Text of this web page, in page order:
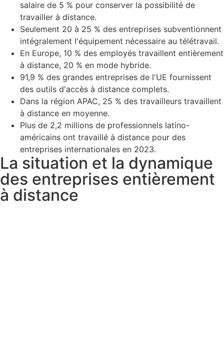
salaire de 5 % pour conserver la possibilité de
travailler à distance.
Seulement 20 à 25 % des entreprises subventionnent
intégralement l'équipement nécessaire au télétravail.
En Europe, 10 % des employés travaillent entièrement
à distance, 20 % en mode hybride.
91,9 % des grandes entreprises de l'UE fournissent
des outils d'accès à distance complets.
Dans la région APAC, 25 % des travailleurs travaillent
à distance en moyenne.
Plus de 2,2 millions de professionnels latino-
américains ont travaillé à distance pour des
entreprises internationales en 2023.
La situation et la dynamique
des entreprises entièrement
à distance